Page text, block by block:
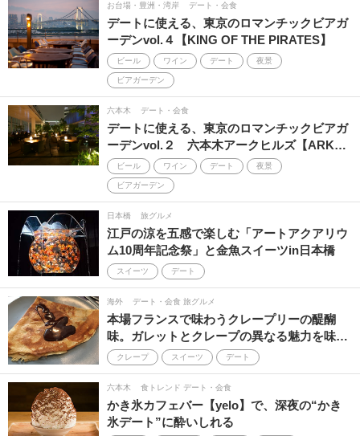
お台場・豊洲・湾岸 デート・会食
デートに使える、東京のロマンチックビアガ
ーデンvol.４【KING OF THE PIRATES】
ビール ワイン デート 夜景
ビアガーデン
六本木 デート・会食
デートに使える、東京のロマンチックビアガ
ーデンvol.２ 六本木アークヒルズ【ARK…
ビール ワイン デート 夜景
ビアガーデン
日本橋 旅グルメ
江戸の涼を五感で楽しむ「アートアクアリウ
ム10周年記念祭」と金魚スイーツin日本橋
スイーツ デート
海外 デート・会食 旅グルメ
本場フランスで味わうクレープリーの醍醐
味。ガレットとクレープの異なる魅力を味…
クレープ スイーツ デート
六本木 食トレンド デート・会食
かき氷カフェバー【yelo】で、深夜の“かき
氷デート”に酔いしれる